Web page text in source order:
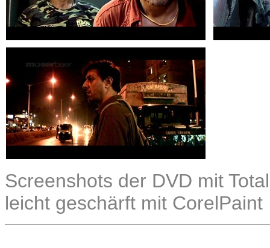
Screenshots der DVD mit
leicht geschärft mit CorelPaint